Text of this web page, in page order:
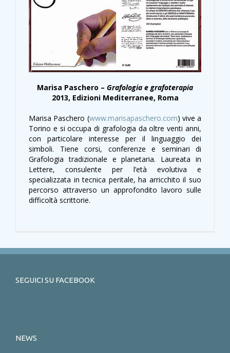
Marisa Paschero – Grafologia e grafoterapia
2013, Edizioni Mediterranee, Roma
Marisa Paschero (www.marisapaschero.com) vive a
Torino e si occupa di grafologia da oltre venti anni,
con particolare interesse per il linguaggio dei
simboli. Tiene corsi, conferenze e seminari di
Grafologia tradizionale e planetaria. Laureata in
Lettere, consulente per l’età evolutiva e
specializzata in tecnica peritale, ha arricchito il suo
percorso attraverso un approfondito lavoro sulle
difficoltà scrittorie.
SEGUICI SU FACEBOOK
NEWS